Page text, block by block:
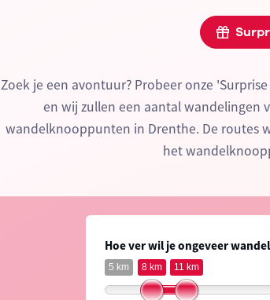
Zoek je een avontuur? Probeer onze
en wij zullen een aantal wandelingen
wandelknooppunten in Drenthe. De routes
het
Hoe ver wil je ongeveer
5 km 8 km 11 km